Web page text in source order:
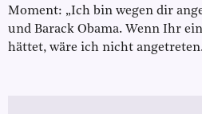
Moment: „Ich bin wegen dir
und Barack Obama. Wenn Ihr
hättet, wäre ich nicht